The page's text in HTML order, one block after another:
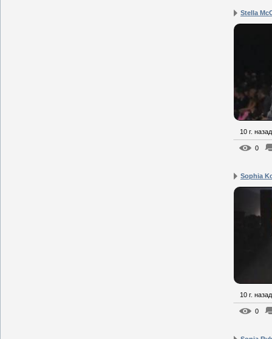
Stella
10 г. назад
0
Sophia
10 г. назад
0